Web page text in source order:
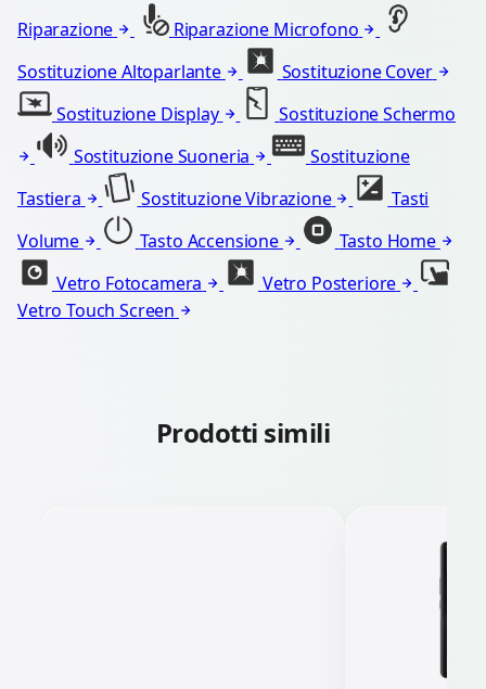
Riparazione
Riparazione Microfono
Sostituzione Altoparlante
Sostituzione Cover
Sostituzione Display
Sostituzione Schermo
Sostituzione Suoneria
Sostituzione
Tastiera
Sostituzione Vibrazione
Tasti
Volume
Tasto Accensione
Tasto Home
Vetro Fotocamera
Vetro Posteriore
Vetro Touch Screen
Prodotti simili